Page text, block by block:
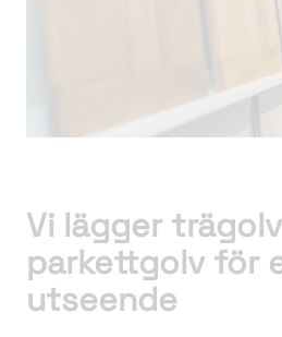
Vi lägger
parkettgolv för
utseende